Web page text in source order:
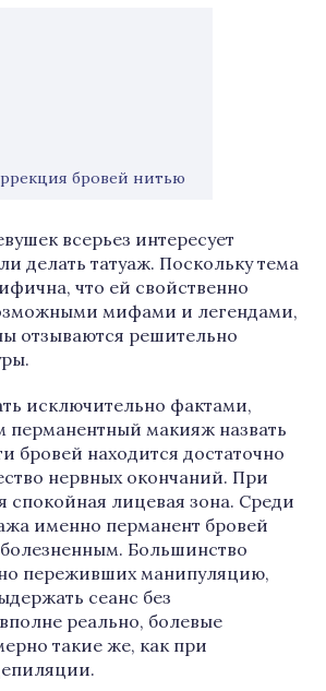
бровей нитью
всерьез интересует
делать татуаж. Поскольку тема
что ей свойственно
мифами и легендами,
отзываются решительно
исключительно фактами,
перманентный макияж назвать
бровей находится достаточно
нервных окончаний. При
спокойная лицевая зона. Среди
именно перманент бровей
Большинство
переживших манипуляцию,
сеанс без
реально, болевые
такие же, как при